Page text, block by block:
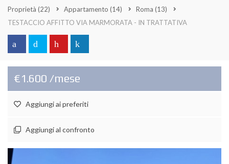
Proprietà (22) Appartamento (14) Roma (13)
TESTACCIO AFFITTO VIA MARMORATA - IN TRATTATIVA
€1.600 /mese
Aggiungi ai preferiti
Aggiungi al confronto